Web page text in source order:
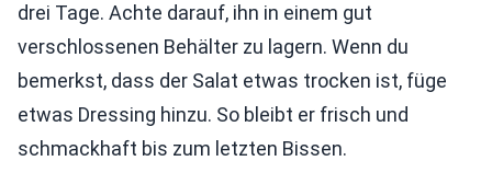
drei Tage. Achte darauf, ihn in einem gut
verschlossenen Behälter zu lagern. Wenn du
bemerkst, dass der Salat etwas trocken ist, füge
etwas Dressing hinzu. So bleibt er frisch und
schmackhaft bis zum letzten Bissen.